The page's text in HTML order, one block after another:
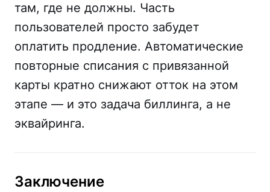
там, где не должны. Часть
пользователей просто забудет
оплатить продление. Автоматические
повторные списания с привязанной
карты кратно снижают отток на этом
этапе — и это задача биллинга, а не
эквайринга.
Заключение